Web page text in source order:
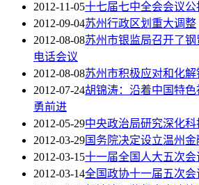
2012-11-05十七届七中全会会议公
2012-09-04苏州行政区划重大调整
2012-08-08苏州市银监局召开了
电话会议
2012-08-08苏州市积极应对和化
2012-07-24胡锦涛：沿着中国特
勇前进
2012-05-29中央政治局研究深化
2012-03-29国务院决定设立温州
2012-03-15十一届全国人大五次会
2012-03-14全国政协十一届五次会